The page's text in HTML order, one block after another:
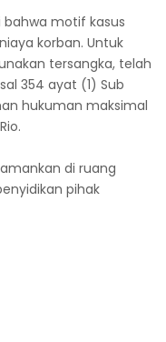
bahwa motif kasus
korban. Untuk
tersangka, telah
354 ayat (1) Sub
hukuman maksimal
di ruang
pihak